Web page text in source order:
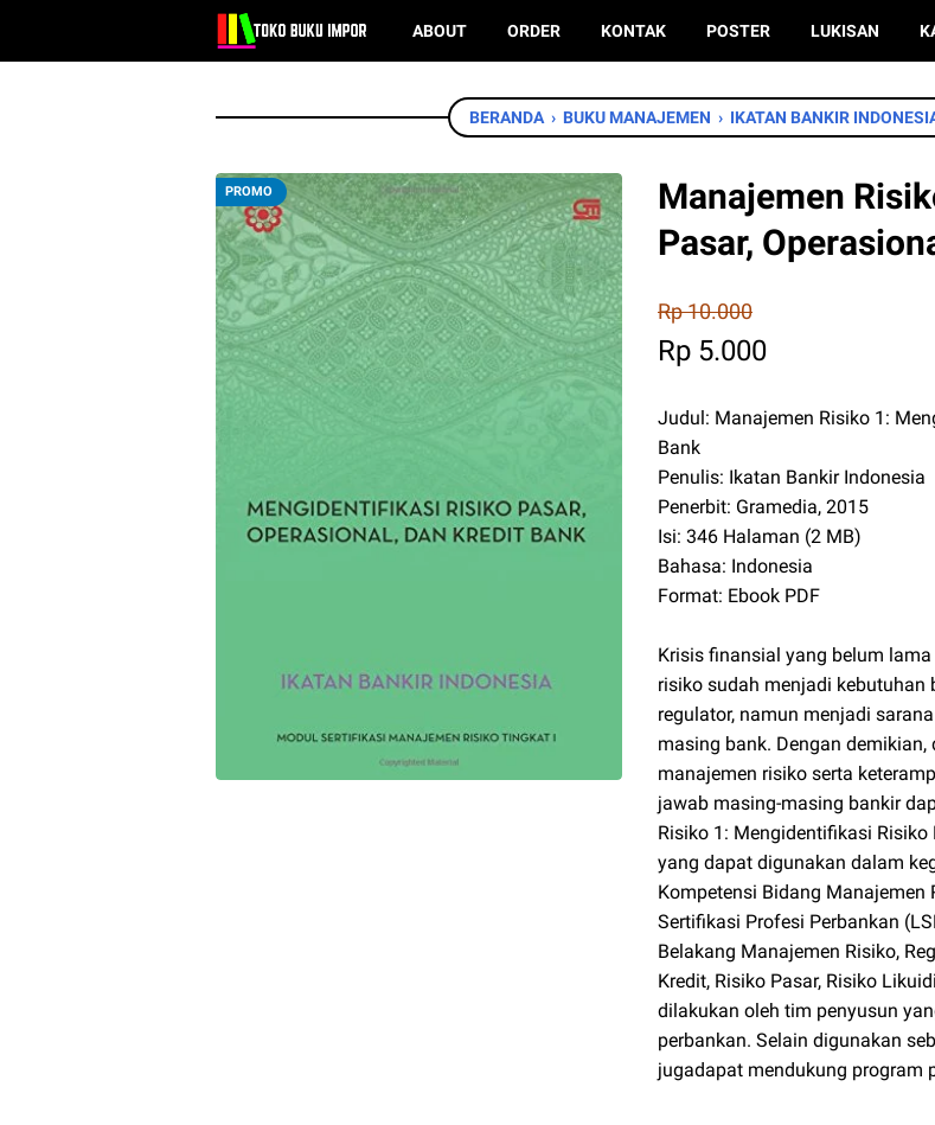
ABOUT ORDER KONTAK POSTER LUKISAN
BERANDA › BUKU MANAJEMEN › IKATAN BANKIR
Manajemen
Pasar,
PROMO
Rp 10.000
Rp 5.000
Judul: Manajemen Risiko 1:
Bank
Penulis: Ikatan Bankir Indonesia
Penerbit: Gramedia, 2015
Isi: 346 Halaman (2 MB)
Bahasa: Indonesia
Format: Ebook PDF
Krisis finansial yang belum
risiko sudah menjadi kebutuhan
regulator, namun menjadi
masing bank. Dengan
manajemen risiko serta
jawab masing-masing bankir
Risiko 1: Mengidentifikasi Risiko
yang dapat digunakan dalam
Kompetensi Bidang
Sertifikasi Profesi Perbankan
Belakang Manajemen Risiko,
Kredit, Risiko Pasar, Risiko
dilakukan oleh tim penyusun
perbankan. Selain digunakan
jugadapat mendukung program